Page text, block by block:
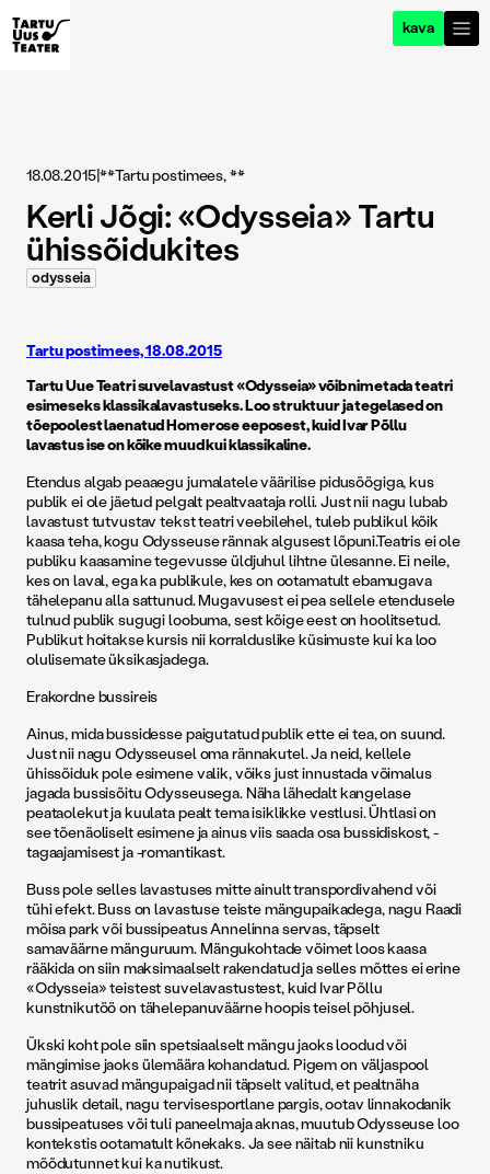
kava
18.08.2015|**Tartu postimees, **
Kerli Jõgi: «Odysseia» Tartu
ühissõidukites
odysseia
Tartu postimees, 18.08.2015
Tartu Uue Teatri suvelavastust «Odysseia» võib nimetada teatri
esimeseks klassikalavastuseks. Loo struktuur ja tegelased on
tõepoolest laenatud Homerose eeposest, kuid Ivar Põllu
lavastus ise on kõike muud kui klassikaline.
Etendus algab peaaegu jumalatele väärilise pidusöögiga, kus
publik ei ole jäetud pelgalt pealtvaataja rolli. Just nii nagu lubab
lavastust tutvustav tekst teatri veebilehel, tuleb publikul kõik
kaasa teha, kogu Odysseuse rännak algusest lõpuni.Teatris ei ole
publiku kaasamine tegevusse üldjuhul lihtne ülesanne. Ei neile,
kes on laval, ega ka publikule, kes on ootamatult ebamugava
tähelepanu alla sattunud. Mugavusest ei pea sellele etendusele
tulnud publik sugugi loobuma, sest kõige eest on hoolitsetud.
Publikut hoitakse kursis nii korralduslike küsimuste kui ka loo
olulisemate üksikasjadega.
Erakordne bussireis
Ainus, mida bussidesse paigutatud publik ette ei tea, on suund.
Just nii nagu Odysseusel oma rännakutel. Ja neid, kellele
ühissõiduk pole esimene valik, võiks just innustada võimalus
jagada bussisõitu Odys­seusega. Näha lähedalt kangelase
peataolekut ja kuulata pealt tema isiklikke vestlusi. Ühtlasi on
see tõenäoliselt esimene ja ainus viis saada osa bussidiskost, -
tagaajamisest ja -romantikast.
Buss pole selles lavastuses mitte ainult transpordivahend või
tühi efekt. Buss on lavastuse teiste mängupaikadega, nagu Raadi
mõisa park või bussipeatus Annelinna servas, täpselt
samaväärne mänguruum. Mängukohtade võimet loos kaasa
rääkida on siin maksimaalselt rakendatud ja selles mõttes ei erine
«Odysseia» teistest suvelavastustest, kuid Ivar Põllu
kunstnikutöö on tähelepanuväärne hoopis teisel põhjusel.
Ükski koht pole siin spetsiaalselt mängu jaoks loodud või
mängimise jaoks ülemäära kohandatud. Pigem on väljaspool
teatrit asuvad mängupaigad nii täpselt valitud, et pealtnäha
juhuslik detail, nagu tervisesportlane pargis, ootav linnakodanik
bussipeatuses või tuli paneelmaja aknas, muutub Odysseuse loo
kontekstis ootamatult kõnekaks. Ja see näitab nii kunstniku
mõõdutunnet kui ka nutikust.